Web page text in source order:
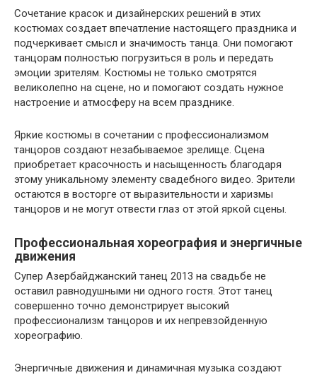
Сочетание красок и дизайнерских решений в этих
костюмах создает впечатление настоящего праздника и
подчеркивает смысл и значимость танца. Они помогают
танцорам полностью погрузиться в роль и передать
эмоции зрителям. Костюмы не только смотрятся
великолепно на сцене, но и помогают создать нужное
настроение и атмосферу на всем празднике.
Яркие костюмы в сочетании с профессионализмом
танцоров создают незабываемое зрелище. Сцена
приобретает красочность и насыщенность благодаря
этому уникальному элементу свадебного видео. Зрители
остаются в восторге от выразительности и харизмы
танцоров и не могут отвести глаз от этой яркой сцены.
Профессиональная хореография и энергичные
движения
Супер Азербайджанский танец 2013 на свадьбе не
оставил равнодушными ни одного гостя. Этот танец
совершенно точно демонстрирует высокий
профессионализм танцоров и их непревзойденную
хореографию.
Энергичные движения и динамичная музыка создают